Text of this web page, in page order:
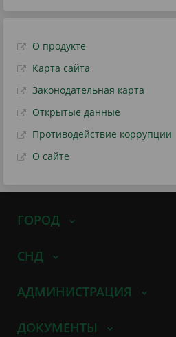
О продукте
Карта сайта
Законодательная карта
Открытые данные
Противодействие коррупции
О сайте
ГОРОД
СНД
АДМИНИСТРАЦИЯ
ДОКУМЕНТЫ